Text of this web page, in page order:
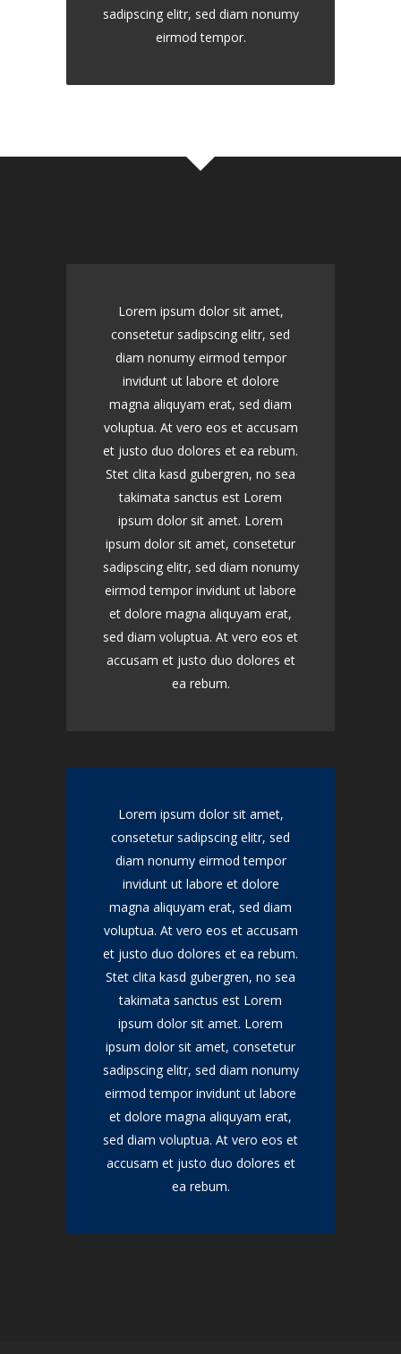
sadipscing elitr, sed diam nonumy
eirmod tempor.
Lorem ipsum dolor sit amet,
consetetur sadipscing elitr, sed
diam nonumy eirmod tempor
invidunt ut labore et dolore
magna aliquyam erat, sed diam
voluptua. At vero eos et accusam
et justo duo dolores et ea rebum.
Stet clita kasd gubergren, no sea
takimata sanctus est Lorem
ipsum dolor sit amet. Lorem
ipsum dolor sit amet, consetetur
sadipscing elitr, sed diam nonumy
eirmod tempor invidunt ut labore
et dolore magna aliquyam erat,
sed diam voluptua. At vero eos et
accusam et justo duo dolores et
ea rebum.
Lorem ipsum dolor sit amet,
consetetur sadipscing elitr, sed
diam nonumy eirmod tempor
invidunt ut labore et dolore
magna aliquyam erat, sed diam
voluptua. At vero eos et accusam
et justo duo dolores et ea rebum.
Stet clita kasd gubergren, no sea
takimata sanctus est Lorem
ipsum dolor sit amet. Lorem
ipsum dolor sit amet, consetetur
sadipscing elitr, sed diam nonumy
eirmod tempor invidunt ut labore
et dolore magna aliquyam erat,
sed diam voluptua. At vero eos et
accusam et justo duo dolores et
ea rebum.